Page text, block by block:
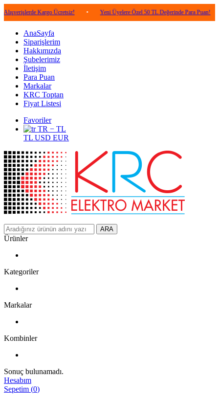
Kargo Ücretsiz! • Yeni Üyelere Özel 50 TL Değerinde Para Puan! •
AnaSayfa
Siparişlerim
Hakkımızda
Şubelerimiz
İletişim
Para Puan
Markalar
KRC Toptan
Fiyat Listesi
Favoriler
TR − TL
TL USD EUR
ARA
Ürünler
Kategoriler
Markalar
Kombinler
Sonuç bulunamadı.
Hesabım
Sepetim (0)